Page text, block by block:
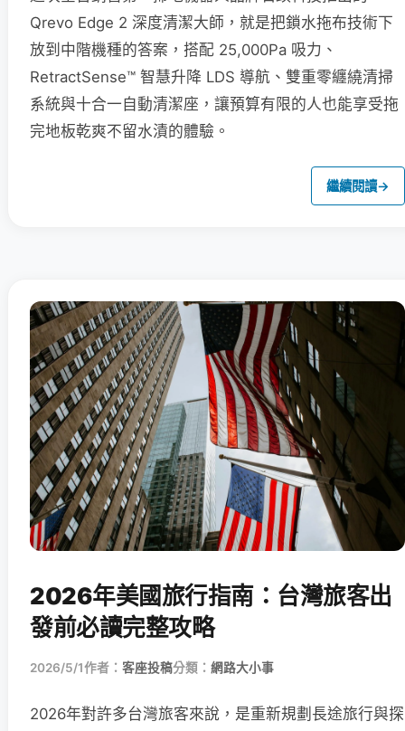
Qrevo Edge 2 深度清潔大師，就是把鎖水拖布技術下
放到中階機種的答案，搭配 25,000Pa 吸力、
RetractSense™ 智慧升降 LDS 導航、雙重零纏繞清掃
系統與十合一自動清潔座，讓預算有限的人也能享受拖
完地板乾爽不留水漬的體驗。
繼續閱讀→
2026年美國旅行指南：台灣旅客出
發前必讀完整攻略
2026/5/1作者： 客座投稿分類： 網路大小事
2026年對許多台灣旅客來說，是重新規劃長途旅行與探